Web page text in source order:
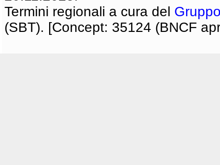
Termini regionali a cura del
(SBT). [Concept: 35124 (BNCF